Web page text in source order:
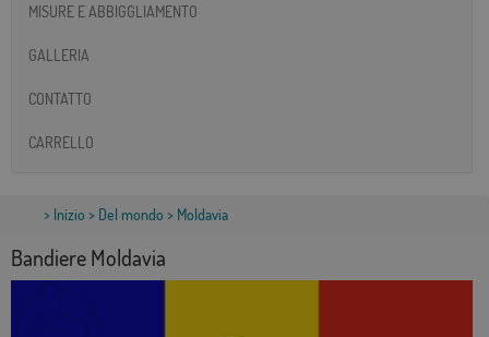
MISURE E ABBIGGLIAMENTO
GALLERIA
CONTATTO
CARRELLO
> Inizio > Del mondo > Moldavia
Bandiere Moldavia